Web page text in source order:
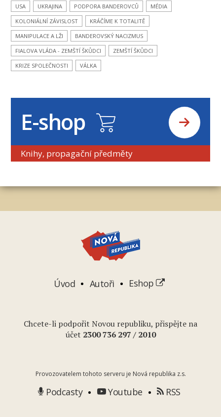
USA
UKRAJINA PODPORA BANDEROVCŮ
MÉDIA
KOLONIÁLNÍ ZÁVISLOST
KRÁČÍME K TOTALITĚ
MANIPULACE A LŽI
BANDEROVSKÝ NACIZMUS
FIALOVA VLÁDA - ZEMŠTÍ ŠKŮDCI
ZEMŠTÍ ŠKŮDCI
KRIZE SPOLEČNOSTI
VÁLKA
E-shop
Knihy, propagační předměty
Úvod Autoři Eshop
Chcete-li podpořit Novou republiku, přispějte na
účet 2300 736 297 / 2010
Provozovatelem tohoto serveru je Nová republika z.s.
Podcasty Youtube RSS